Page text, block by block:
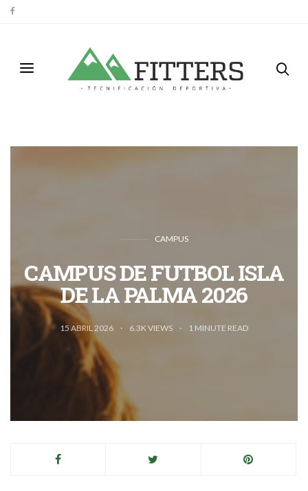
CAMPUS
CAMPUS DE FUTBOL ISLA
DE LA PALMA 2026
15 ABRIL 2026 6.3K VIEWS 1 MINUTE READ